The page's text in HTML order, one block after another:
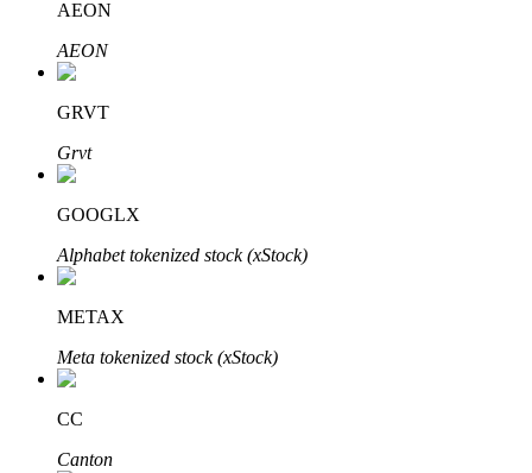
定投理财
享受活期理財及長期收益
AEON
AEON
GRVT
Grvt
GOOGLX
Alphabet tokenized stock (xStock)
METAX
Meta tokenized stock (xStock)
CC
Canton